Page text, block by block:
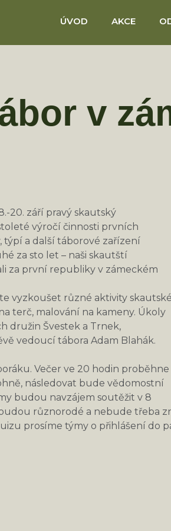
ÚVOD AKCE
v
20. září pravý skautský
výročí činnosti prvních
týpí a další táborové zařízení
za sto let – naši skautští
za první republiky v zámeckém
vyzkoušet různé aktivity
terč, malování na kameny. Úkoly
družin Švestek a Trnek,
vedoucí tábora Adam Blahák.
Večer ve 20 hodin proběhne
následovat bude vědomostní
budou navzájem soutěžit v 8
různorodé a nebude třeba
prosíme týmy o přihlášení do